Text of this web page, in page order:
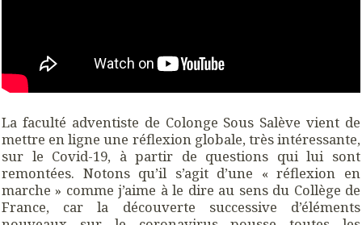
La faculté adventiste de Colonge Sous Salève vient de
mettre en ligne une réflexion globale, très intéressante,
sur le Covid-19, à partir de questions qui lui sont
remontées. Notons qu’il s’agit d’une « réflexion en
marche » comme j’aime à le dire au sens du Collège de
France, car la découverte successive d’éléments